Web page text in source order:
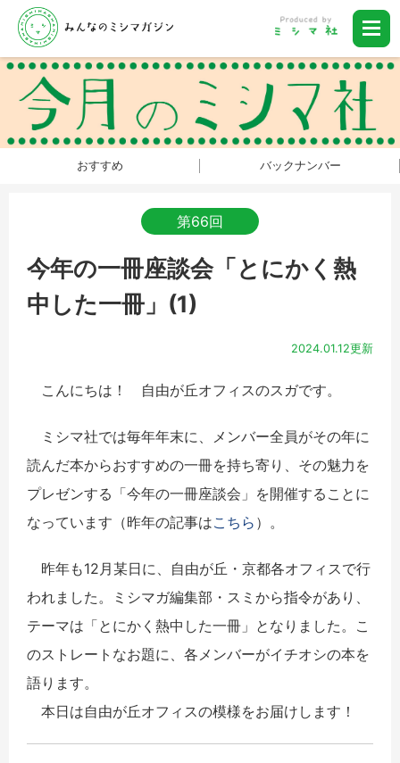
おすすめ バックナンバー
第66回
今年の一冊座談会「とにかく熱
中した一冊」(1)
2024.01.12更新
こんにちは！ 自由が丘オフィスのスガです。
ミシマ社では毎年年末に、メンバー全員がその年に
読んだ本からおすすめの一冊を持ち寄り、その魅力を
プレゼンする「今年の一冊座談会」を開催することに
なっています（昨年の記事はこちら ）。
昨年も12月某日に、自由が丘・京都各オフィスで行
われました。ミシマガ編集部・スミから指令があり、
テーマは「とにかく熱中した一冊」となりました。こ
のストレートなお題に、各メンバーがイチオシの本を
語ります。
本日は自由が丘オフィスの模様をお届けします！